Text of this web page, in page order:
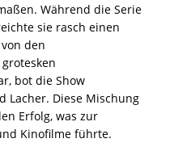
Während die Serie
sie rasch einen
den
bot die Show
Lacher. Diese Mischung
Erfolg, was zur
Kinofilme führte.